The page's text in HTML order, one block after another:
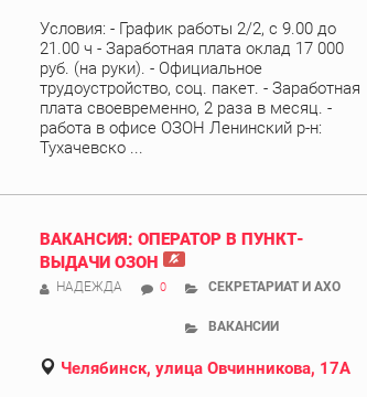
Условия: - График работы 2/2, с 9.00 до
21.00 ч - Заработная плата оклад 17 000
руб. (на руки). - Официальное
трудоустройство, соц. пакет. - Заработная
плата своевременно, 2 раза в месяц. -
работа в офисе ОЗОН Ленинский р-н:
Тухачевско ...
ВАКАНСИЯ: ОПЕРАТОР В ПУНКТ-
ВЫДАЧИ ОЗОН
НАДЕЖДА 0 СЕКРЕТАРИАТ И АХО
ВАКАНСИИ
Челябинск, улица Овчинникова, 17А